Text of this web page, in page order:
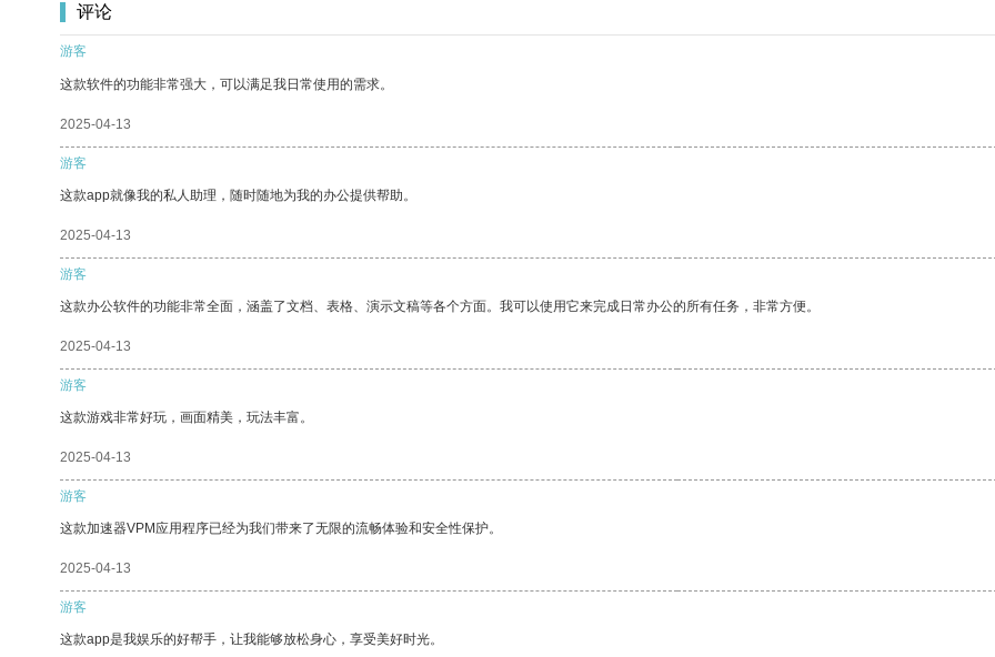
评论
游客
这款软件的功能非常强大，可以满足我日常使用的需求。
2025-04-13
游客
这款app就像我的私人助理，随时随地为我的办公提供帮助。
2025-04-13
游客
这款办公软件的功能非常全面，涵盖了文档、表格、演示文稿等各个方面。我可以使用它来完成日常办公的所有任务，非常方便。
2025-04-13
游客
这款游戏非常好玩，画面精美，玩法丰富。
2025-04-13
游客
这款加速器VPM应用程序已经为我们带来了无限的流畅体验和安全性保护。
2025-04-13
游客
这款app是我娱乐的好帮手，让我能够放松身心，享受美好时光。